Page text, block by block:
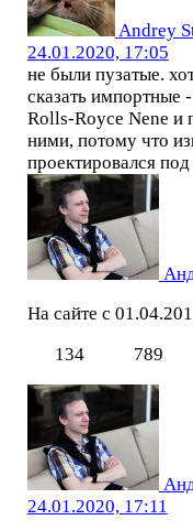
Andrey
24.01.2020, 17:05
не были пузатые.
сказать импортные
Rolls-Royce Nene и
ними, потому что
проектировался
На сайте с
134
789
24.01.2020, 17:11